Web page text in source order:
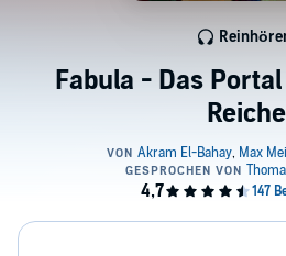
Fabula - Das
Reiche